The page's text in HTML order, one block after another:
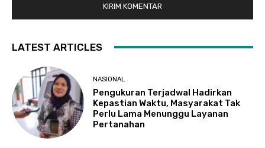
LATEST ARTICLES
NASIONAL
Pengukuran Terjadwal Hadirkan
Kepastian Waktu, Masyarakat Tak
Perlu Lama Menunggu Layanan
Pertanahan